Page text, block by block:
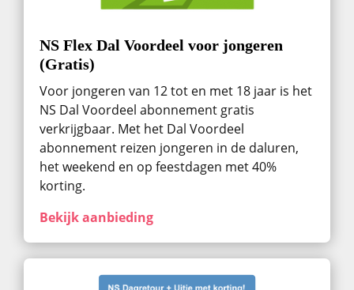
NS Flex Dal Voordeel voor jongeren
(Gratis)
Voor jongeren van 12 tot en met 18 jaar is het
NS Dal Voordeel abonnement gratis
verkrijgbaar. Met het Dal Voordeel
abonnement reizen jongeren in de daluren,
het weekend en op feestdagen met 40%
korting.
Bekijk aanbieding